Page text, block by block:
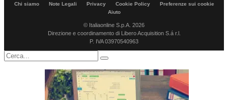
Chi siamo Note Legali Privacy Cookie Policy
Preferenze sui cookie
Aiuto
© Italiaonline S.p.A. 2026
Direzione e coordinamento di Libero Acquisition S.á r.l.
P. IVA 03970540963